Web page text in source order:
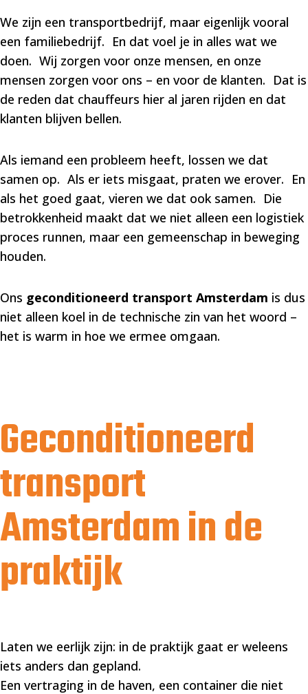
We zijn een transportbedrijf, maar eigenlijk vooral
een familiebedrijf. En dat voel je in alles wat we
doen. Wij zorgen voor onze mensen, en onze
mensen zorgen voor ons – en voor de klanten. Dat is
de reden dat chauffeurs hier al jaren rijden en dat
klanten blijven bellen.
Als iemand een probleem heeft, lossen we dat
samen op. Als er iets misgaat, praten we erover. En
als het goed gaat, vieren we dat ook samen. Die
betrokkenheid maakt dat we niet alleen een logistiek
proces runnen, maar een gemeenschap in beweging
houden.
Ons geconditioneerd transport Amsterdam is dus
niet alleen koel in de technische zin van het woord –
het is warm in hoe we ermee omgaan.
Geconditioneerd
transport
Amsterdam in de
praktijk
Laten we eerlijk zijn: in de praktijk gaat er weleens
iets anders dan gepland.
Een vertraging in de haven, een container die niet